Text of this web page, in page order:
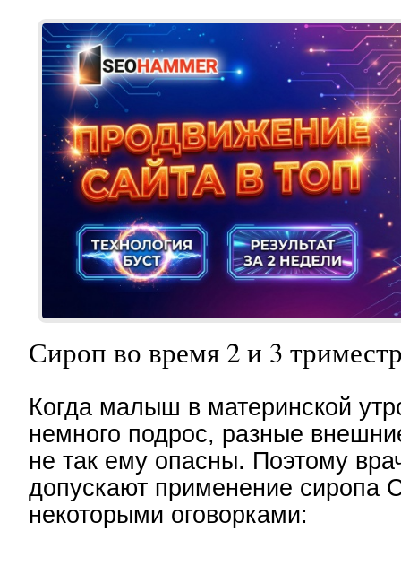
Сироп во время 2 и 3
Когда малыш в материнской
немного подрос, разные
не так ему опасны. Поэтому
допускают применение сиропа
некоторыми оговорками: